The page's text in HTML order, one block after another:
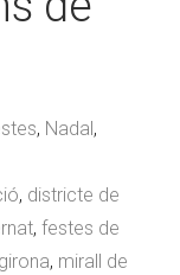
, Nadal ,
, districte de
, festes de
, mirall de